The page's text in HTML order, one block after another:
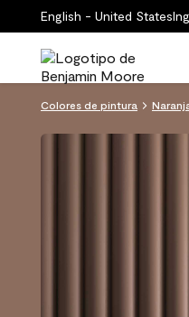
English - United States
Colores de pintura